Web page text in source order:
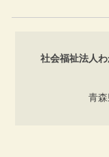
社会福祉法人
青